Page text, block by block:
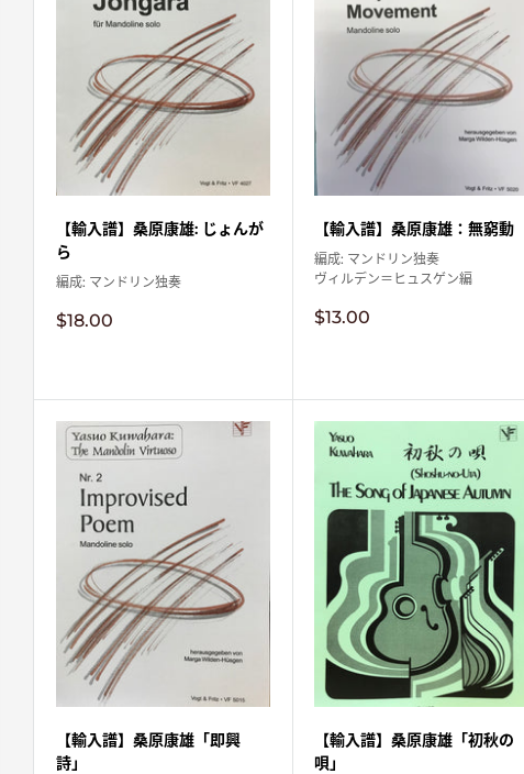
【輸入譜】桑原康雄: じょんが
ら
編成: マンドリン独奏
販
$18.00
【輸入譜】桑原康雄：無窮動
編成: マンドリン独奏
ヴィルデン＝ヒュスゲン編
販
$13.00
【輸入譜】桑原康雄「即興
詩」
【輸入譜】桑原康雄「初秋の
唄」